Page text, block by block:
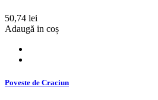
50,74 lei
Adaugă in coș
Poveste de Craciun